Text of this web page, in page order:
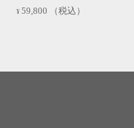
59,800 （税込）